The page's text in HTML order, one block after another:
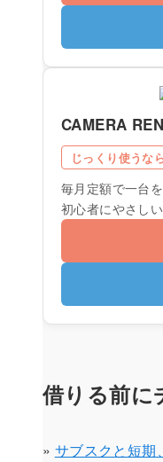
CAMERA
じっくり使うな
毎月定額で一台
初心者にやさし
借りる前に
» サブスクと短期